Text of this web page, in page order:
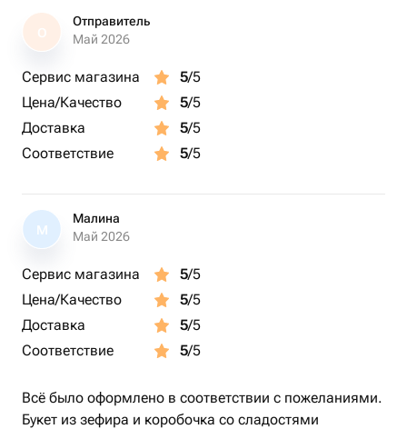
О
Отправитель
Май 2026
Сервис магазина 5/5
Цена/Качество
5/5
Доставка
5/5
Соответствие
5/5
М
Малина
Май 2026
Сервис магазина 5/5
Цена/Качество
5/5
Доставка
5/5
Соответствие
5/5
Всё было оформлено в соответствии с пожеланиями.
Букет из зефира и коробочка со сладостями